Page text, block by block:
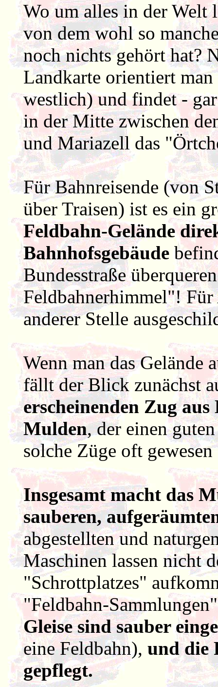
Wo um alles in der Welt
von dem wohl so
noch nichts gehört hat?
Landkarte orientiert
westlich) und findet -
in der Mitte zwischen
und Mariazell das
Für Bahnreisende (von
über Traisen) ist es ein
Feldbahn-Gelände
Bahnhofsgebäude
Bundesstraße
Feldbahnerhimmel"!
anderer Stelle
Wenn man das Gelände
fällt der Blick zunächst
erscheinenden Zug
Mulden, der einen
solche Züge oft
Insgesamt macht das
sauberen,
abgestellten und
Maschinen lassen nicht
"Schrottplatzes"
"Feldbahn-
Gleise sind sauber
eine Feldbahn), und die
gepflegt.